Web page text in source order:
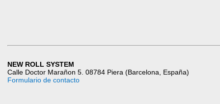
NEW ROLL SYSTEM
Calle Doctor Marañon 5. 08784 Piera (Barcelona, España)
Formulario de contacto